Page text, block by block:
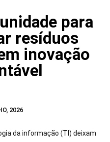
para
resíduos
inovação
2026
da informação (TI) deixam